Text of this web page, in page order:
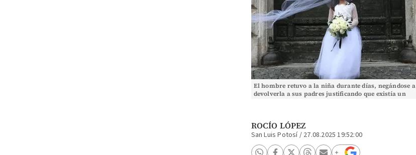
El hombre retuvo a la niña durante días, negándose a
devolverla a sus padres justificando que existía un
ROCÍO LÓPEZ
San Luis Potosí/ 27.08.2025 19:52:00